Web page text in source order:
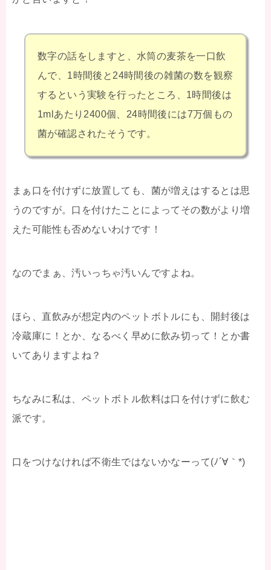
数字の話をしますと、水筒の麦茶を一口飲
んで、1時間後と24時間後の雑菌の数を観察
するという実験を行ったところ、1時間後は
1mlあたり2400個、24時間後には7万個もの
菌が確認されたそうです。
まぁ口を付けずに放置しても、菌が増えはするとは思
うのですが。口を付けたことによってその数がより増
えた可能性も否めないわけです！
なのでまぁ、汚いっちゃ汚いんですよね。
ほら、直飲みが想定内のペットボトルにも、開封後は
冷蔵庫に！とか、なるべく早めに飲み切って！とか書
いてありますよね？
ちなみに私は、ペットボトル飲料は口を付けずに飲む
派です。
口をつけなければ不衛生ではないかなーって(ﾉ´∀｀*)